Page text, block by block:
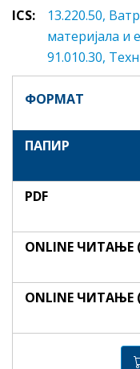
ICS:
13.220.50,
мaтeриjaлa и
91.010.30,
ФОРМАТ
ПАПИР
PDF
ONLINE ЧИТАЊЕ
ONLINE ЧИТАЊЕ